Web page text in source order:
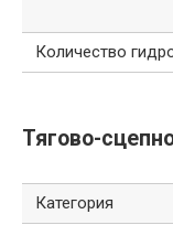
Количество
Тягово-
Категория